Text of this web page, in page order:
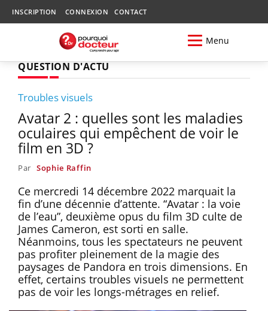
INSCRIPTION CONNEXION CONTACT
Menu
QUESTION D'ACTU
Troubles visuels
Avatar 2 : quelles sont les maladies
oculaires qui empêchent de voir le
film en 3D ?
Par Sophie Raffin
Ce mercredi 14 décembre 2022 marquait la
fin d’une décennie d’attente. “Avatar : la voie
de l’eau”, deuxième opus du film 3D culte de
James Cameron, est sorti en salle.
Néanmoins, tous les spectateurs ne peuvent
pas profiter pleinement de la magie des
paysages de Pandora en trois dimensions. En
effet, certains troubles visuels ne permettent
pas de voir les longs-métrages en relief.